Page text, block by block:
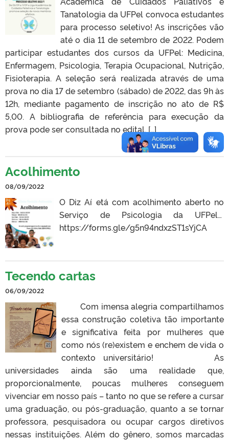
Tanatologia da UFPel convoca estudantes
para processo seletivo! As inscrições vão
até o dia 11 de setembro de 2022. Podem
participar estudantes dos cursos da UFPel: Medicina,
Enfermagem, Psicologia, Terapia Ocupacional, Nutrição,
Fisioterapia. A seleção será realizada através de uma
prova no dia 17 de setembro (sábado) de 2022, das 9h às
12h, mediante pagamento de inscrição no ato de R$
5,00. A bibliografia de referência para execução da
prova pode ser consultada no edital. […]
Acolhimento
08/09/2022
O Diz Aí etá com acolhimento aberto no
Serviço de Psicologia da UFPel…
https://forms.gle/g5n94ndxzST1sYjCA
Tecendo cartas
06/09/2022
Com imensa alegria compartilhamos
essa construção coletiva tão importante
e significativa feita por mulheres que
como nós (re)existem e enchem de vida o
contexto universitário! As
universidades ainda são uma realidade que,
proporcionalmente, poucas mulheres conseguem
vivenciar em nosso país – tanto no que se refere a cursar
uma graduação, ou pós-graduação, quanto a se tornar
professora, pesquisadora ou ocupar cargos diretivos
nessas instituições. Além do gênero, somos marcadas